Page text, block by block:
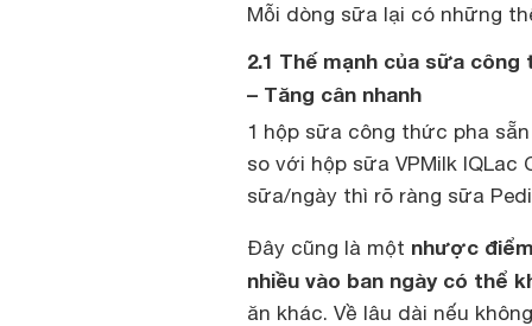
Mỗi dòng sữa lại có những
2.1 Thế mạnh của sữa
– Tăng cân nhanh
1 hộp sữa công thức pha
so với hộp sữa VPMilk
sữa/ngày thì rõ ràng sữa
Đây cũng là một nhược
nhiều vào ban ngày có thể
ăn khác. Về lâu dài nếu